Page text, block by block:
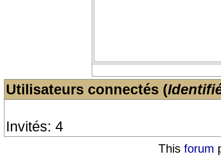
Utilisateurs connectés (
Invités: 4
This forum